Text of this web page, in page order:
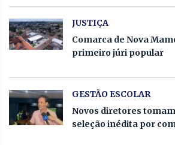
JUSTIÇA
Comarca de Nova
primeiro júri popular
GESTÃO ESCOLAR
Novos diretores
seleção inédita por